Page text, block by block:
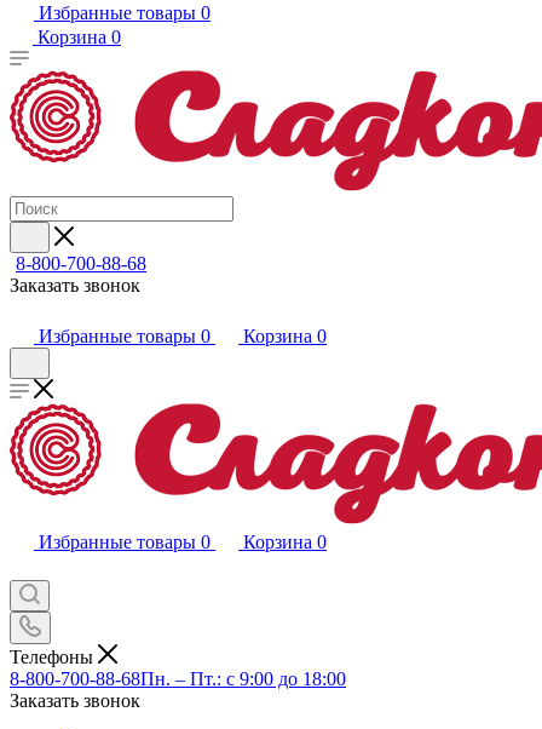
Избранные товары 0
Корзина 0
8-800-700-88-68
Заказать звонок
Избранные товары 0 Корзина 0
Избранные товары 0 Корзина 0
Телефоны
8-800-700-88-68Пн. – Пт.: с 9:00 до 18:00
Заказать звонок